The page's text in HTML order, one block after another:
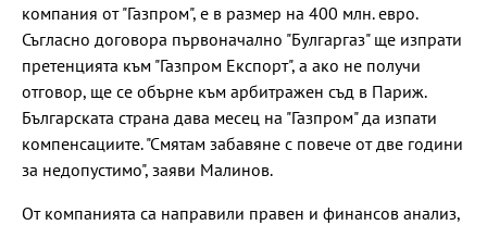
компания от "Газпром", е в размер на 400 млн. евро.
Съгласно договора първоначално "Булгаргаз" ще изпрати
претенцията към "Газпром Експорт", а ако не получи
отговор, ще се обърне към арбитражен съд в Париж.
Българската страна дава месец на "Газпром" да изпати
компенсациите. "Смятам забавяне с повече от две години
за недопустимо", заяви Малинов.
От компанията са направили правен и финансов анализ,